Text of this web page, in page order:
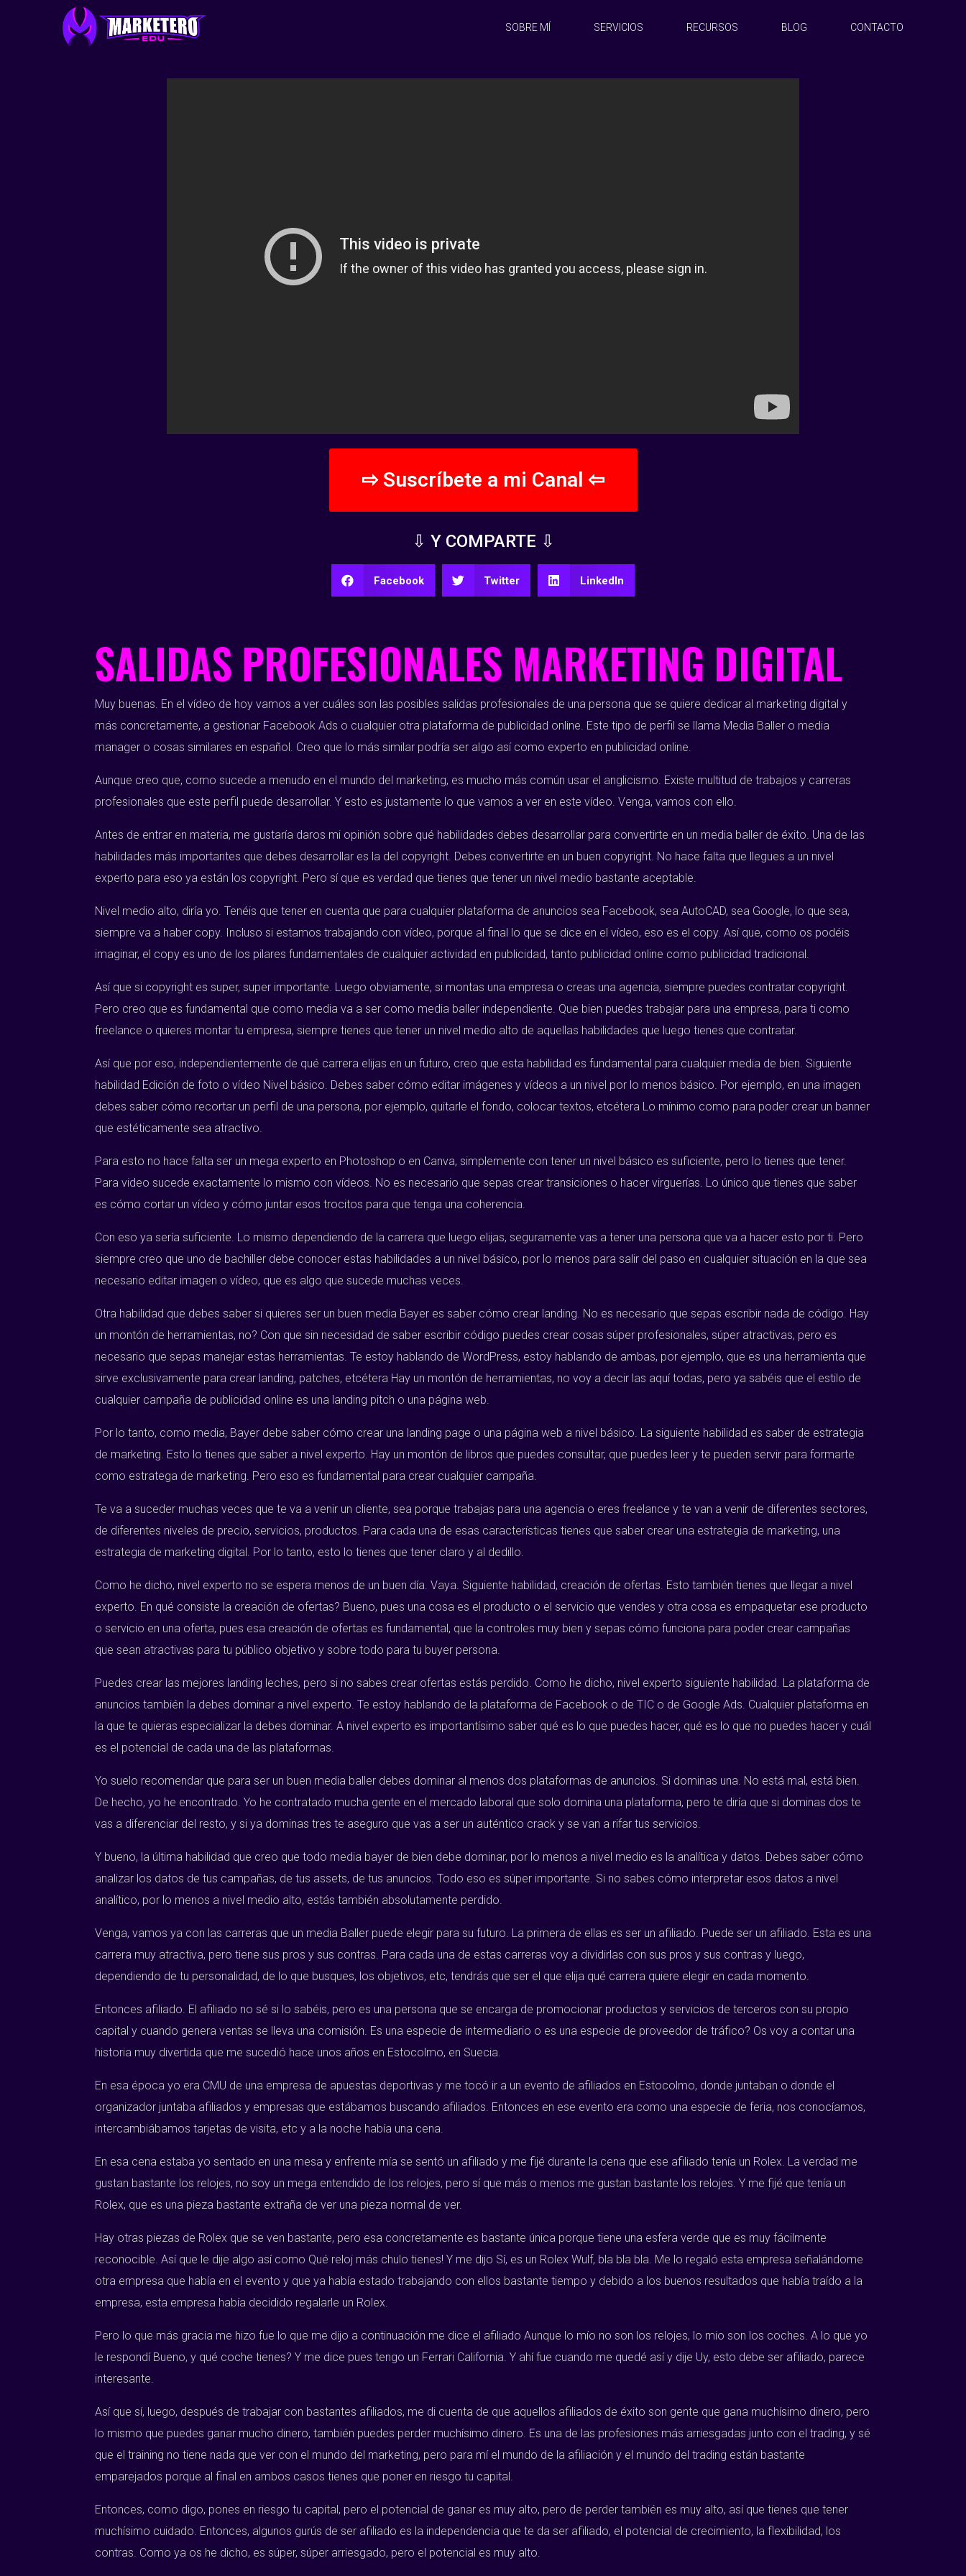
SOBRE MÍ SERVICIOS RECURSOS BLOG CONTACTO
⇨ Suscríbete a mi Canal ⇦
⇩ Y COMPARTE ⇩
Facebook Twitter LinkedIn
SALIDAS PROFESIONALES MARKETING DIGITAL
Muy buenas. En el vídeo de hoy vamos a ver cuáles son las posibles salidas profesionales de una persona que se quiere dedicar al marketing digital y
más concretamente, a gestionar Facebook Ads o cualquier otra plataforma de publicidad online. Este tipo de perfil se llama Media Baller o media
manager o cosas similares en español. Creo que lo más similar podría ser algo así como experto en publicidad online.
Aunque creo que, como sucede a menudo en el mundo del marketing, es mucho más común usar el anglicismo. Existe multitud de trabajos y carreras
profesionales que este perfil puede desarrollar. Y esto es justamente lo que vamos a ver en este vídeo. Venga, vamos con ello.
Antes de entrar en materia, me gustaría daros mi opinión sobre qué habilidades debes desarrollar para convertirte en un media baller de éxito. Una de las
habilidades más importantes que debes desarrollar es la del copyright. Debes convertirte en un buen copyright. No hace falta que llegues a un nivel
experto para eso ya están los copyright. Pero sí que es verdad que tienes que tener un nivel medio bastante aceptable.
Nivel medio alto, diría yo. Tenéis que tener en cuenta que para cualquier plataforma de anuncios sea Facebook, sea AutoCAD, sea Google, lo que sea,
siempre va a haber copy. Incluso si estamos trabajando con vídeo, porque al final lo que se dice en el vídeo, eso es el copy. Así que, como os podéis
imaginar, el copy es uno de los pilares fundamentales de cualquier actividad en publicidad, tanto publicidad online como publicidad tradicional.
Así que si copyright es super, super importante. Luego obviamente, si montas una empresa o creas una agencia, siempre puedes contratar copyright.
Pero creo que es fundamental que como media va a ser como media baller independiente. Que bien puedes trabajar para una empresa, para ti como
freelance o quieres montar tu empresa, siempre tienes que tener un nivel medio alto de aquellas habilidades que luego tienes que contratar.
Así que por eso, independientemente de qué carrera elijas en un futuro, creo que esta habilidad es fundamental para cualquier media de bien. Siguiente
habilidad Edición de foto o vídeo Nivel básico. Debes saber cómo editar imágenes y vídeos a un nivel por lo menos básico. Por ejemplo, en una imagen
debes saber cómo recortar un perfil de una persona, por ejemplo, quitarle el fondo, colocar textos, etcétera Lo mínimo como para poder crear un banner
que estéticamente sea atractivo.
Para esto no hace falta ser un mega experto en Photoshop o en Canva, simplemente con tener un nivel básico es suficiente, pero lo tienes que tener.
Para video sucede exactamente lo mismo con vídeos. No es necesario que sepas crear transiciones o hacer virguerías. Lo único que tienes que saber
es cómo cortar un vídeo y cómo juntar esos trocitos para que tenga una coherencia.
Con eso ya sería suficiente. Lo mismo dependiendo de la carrera que luego elijas, seguramente vas a tener una persona que va a hacer esto por ti. Pero
siempre creo que uno de bachiller debe conocer estas habilidades a un nivel básico, por lo menos para salir del paso en cualquier situación en la que sea
necesario editar imagen o vídeo, que es algo que sucede muchas veces.
Otra habilidad que debes saber si quieres ser un buen media Bayer es saber cómo crear landing. No es necesario que sepas escribir nada de código. Hay
un montón de herramientas, no? Con que sin necesidad de saber escribir código puedes crear cosas súper profesionales, súper atractivas, pero es
necesario que sepas manejar estas herramientas. Te estoy hablando de WordPress, estoy hablando de ambas, por ejemplo, que es una herramienta que
sirve exclusivamente para crear landing, patches, etcétera Hay un montón de herramientas, no voy a decir las aquí todas, pero ya sabéis que el estilo de
cualquier campaña de publicidad online es una landing pitch o una página web.
Por lo tanto, como media, Bayer debe saber cómo crear una landing page o una página web a nivel básico. La siguiente habilidad es saber de estrategia
de marketing. Esto lo tienes que saber a nivel experto. Hay un montón de libros que puedes consultar, que puedes leer y te pueden servir para formarte
como estratega de marketing. Pero eso es fundamental para crear cualquier campaña.
Te va a suceder muchas veces que te va a venir un cliente, sea porque trabajas para una agencia o eres freelance y te van a venir de diferentes sectores,
de diferentes niveles de precio, servicios, productos. Para cada una de esas características tienes que saber crear una estrategia de marketing, una
estrategia de marketing digital. Por lo tanto, esto lo tienes que tener claro y al dedillo.
Como he dicho, nivel experto no se espera menos de un buen día. Vaya. Siguiente habilidad, creación de ofertas. Esto también tienes que llegar a nivel
experto. En qué consiste la creación de ofertas? Bueno, pues una cosa es el producto o el servicio que vendes y otra cosa es empaquetar ese producto
o servicio en una oferta, pues esa creación de ofertas es fundamental, que la controles muy bien y sepas cómo funciona para poder crear campañas
que sean atractivas para tu público objetivo y sobre todo para tu buyer persona.
Puedes crear las mejores landing leches, pero si no sabes crear ofertas estás perdido. Como he dicho, nivel experto siguiente habilidad. La plataforma de
anuncios también la debes dominar a nivel experto. Te estoy hablando de la plataforma de Facebook o de TIC o de Google Ads. Cualquier plataforma en
la que te quieras especializar la debes dominar. A nivel experto es importantísimo saber qué es lo que puedes hacer, qué es lo que no puedes hacer y cuál
es el potencial de cada una de las plataformas.
Yo suelo recomendar que para ser un buen media baller debes dominar al menos dos plataformas de anuncios. Si dominas una. No está mal, está bien.
De hecho, yo he encontrado. Yo he contratado mucha gente en el mercado laboral que solo domina una plataforma, pero te diría que si dominas dos te
vas a diferenciar del resto, y si ya dominas tres te aseguro que vas a ser un auténtico crack y se van a rifar tus servicios.
Y bueno, la última habilidad que creo que todo media bayer de bien debe dominar, por lo menos a nivel medio es la analítica y datos. Debes saber cómo
analizar los datos de tus campañas, de tus assets, de tus anuncios. Todo eso es súper importante. Si no sabes cómo interpretar esos datos a nivel
analítico, por lo menos a nivel medio alto, estás también absolutamente perdido.
Venga, vamos ya con las carreras que un media Baller puede elegir para su futuro. La primera de ellas es ser un afiliado. Puede ser un afiliado. Esta es una
carrera muy atractiva, pero tiene sus pros y sus contras. Para cada una de estas carreras voy a dividirlas con sus pros y sus contras y luego,
dependiendo de tu personalidad, de lo que busques, los objetivos, etc, tendrás que ser el que elija qué carrera quiere elegir en cada momento.
Entonces afiliado. El afiliado no sé si lo sabéis, pero es una persona que se encarga de promocionar productos y servicios de terceros con su propio
capital y cuando genera ventas se lleva una comisión. Es una especie de intermediario o es una especie de proveedor de tráfico? Os voy a contar una
historia muy divertida que me sucedió hace unos años en Estocolmo, en Suecia.
En esa época yo era CMU de una empresa de apuestas deportivas y me tocó ir a un evento de afiliados en Estocolmo, donde juntaban o donde el
organizador juntaba afiliados y empresas que estábamos buscando afiliados. Entonces en ese evento era como una especie de feria, nos conocíamos,
intercambiábamos tarjetas de visita, etc y a la noche había una cena.
En esa cena estaba yo sentado en una mesa y enfrente mía se sentó un afiliado y me fijé durante la cena que ese afiliado tenía un Rolex. La verdad me
gustan bastante los relojes, no soy un mega entendido de los relojes, pero sí que más o menos me gustan bastante los relojes. Y me fijé que tenía un
Rolex, que es una pieza bastante extraña de ver una pieza normal de ver.
Hay otras piezas de Rolex que se ven bastante, pero esa concretamente es bastante única porque tiene una esfera verde que es muy fácilmente
reconocible. Así que le dije algo así como Qué reloj más chulo tienes! Y me dijo Sí, es un Rolex Wulf, bla bla bla. Me lo regaló esta empresa señalándome
otra empresa que había en el evento y que ya había estado trabajando con ellos bastante tiempo y debido a los buenos resultados que había traído a la
empresa, esta empresa había decidido regalarle un Rolex.
Pero lo que más gracia me hizo fue lo que me dijo a continuación me dice el afiliado Aunque lo mío no son los relojes, lo mio son los coches. A lo que yo
le respondí Bueno, y qué coche tienes? Y me dice pues tengo un Ferrari California. Y ahí fue cuando me quedé así y dije Uy, esto debe ser afiliado, parece
interesante.
Así que sí, luego, después de trabajar con bastantes afiliados, me di cuenta de que aquellos afiliados de éxito son gente que gana muchísimo dinero, pero
lo mismo que puedes ganar mucho dinero, también puedes perder muchísimo dinero. Es una de las profesiones más arriesgadas junto con el trading, y sé
que el training no tiene nada que ver con el mundo del marketing, pero para mí el mundo de la afiliación y el mundo del trading están bastante
emparejados porque al final en ambos casos tienes que poner en riesgo tu capital.
Entonces, como digo, pones en riesgo tu capital, pero el potencial de ganar es muy alto, pero de perder también es muy alto, así que tienes que tener
muchísimo cuidado. Entonces, algunos gurús de ser afiliado es la independencia que te da ser afiliado, el potencial de crecimiento, la flexibilidad, los
contras. Como ya os he dicho, es súper, súper arriesgado, pero el potencial es muy alto.